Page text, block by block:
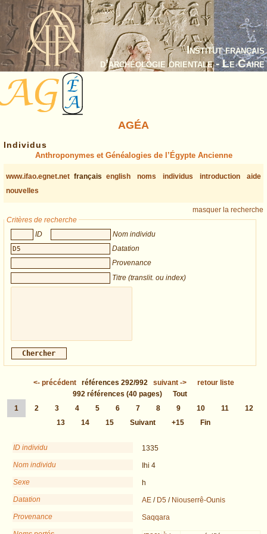
Institut français
d’archéologie orientale - Le Caire
AGÉA
Individus
Anthroponymes et Généalogies de l’Égypte Ancienne
www.ifao.egnet.net français english noms individus introduction
aide
nouvelles
masquer la recherche
Critères de recherche
ID
Nom individu
Datation
Provenance
Titre (translit. ou index)
<- précédent références 292/992 suivant->
retour liste
992 références (40 pages)
Tout
1
2 3 4 5 6 7 8 9 10 11
12
13
14 15 Suivant +15 Fin
ID individu
1335
Nom individu
Ihi 4
Sexe
h
Datation
AE / D5 / Niouserrê-Ounis
Provenance
Saqqara